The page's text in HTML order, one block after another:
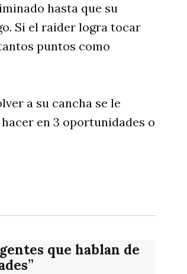
hasta que su
Si el raider logra tocar
puntos como
a su cancha se le
en 3 oportunidades o
que hablan de